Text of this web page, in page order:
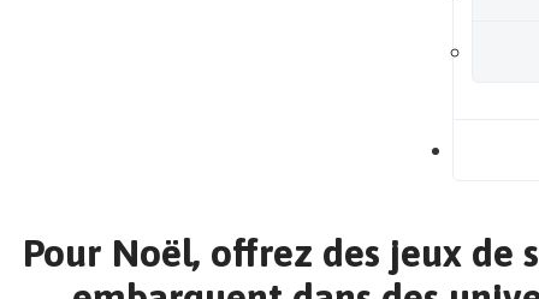
Pour Noël, offrez des jeux de